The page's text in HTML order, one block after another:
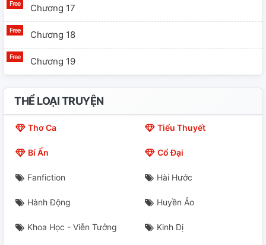
Chương 17
Chương 18
Chương 19
Chương 20
Ngoại Truyện 2: Xem Đi Rồi Biết =)))
Chương 24
THỂ LOẠI TRUYỆN
Thơ Ca Tiểu Thuyết
Bí Ẩn Cổ Đại
Fanfiction Hài Hước
Hành Động Huyền Ảo
Khoa Học - Viễn Tưởng Kinh Dị